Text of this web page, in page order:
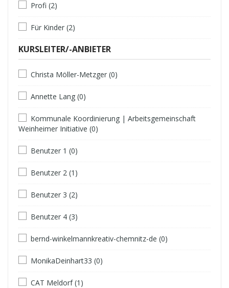
Profi (2)
Für Kinder (2)
KURSLEITER/-ANBIETER
Christa Möller-Metzger (0)
Annette Lang (0)
Kommunale Koordinierung | Arbeitsgemeinschaft
Weinheimer Initiative (0)
Benutzer 1 (0)
Benutzer 2 (1)
Benutzer 3 (2)
Benutzer 4 (3)
bernd-winkelmannkreativ-chemnitz-de (0)
MonikaDeinhart33 (0)
CAT Meldorf (1)